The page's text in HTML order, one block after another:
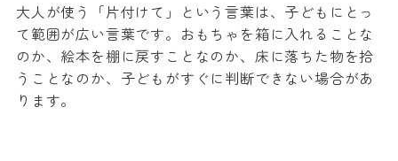
大人が使う「片付けて」という言葉は、子どもにとっ
て範囲が広い言葉です。おもちゃを箱に入れることな
のか、絵本を棚に戻すことなのか、床に落ちた物を拾
うことなのか、子どもがすぐに判断できない場合があ
ります。